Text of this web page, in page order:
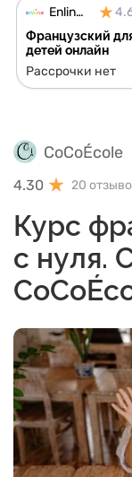
Enline School
Французский
детей онлайн
Рассрочки нет
CoCoÉcole
4.30 20
Курс
с нуля.